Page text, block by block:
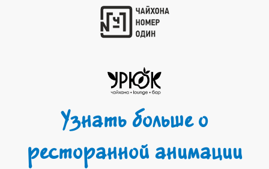
Узнать больше о
ресторанной анимации